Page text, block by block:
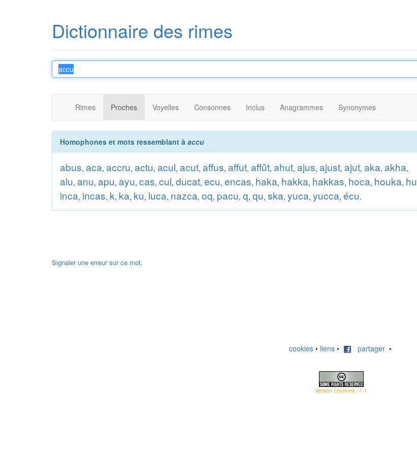
Dictionnaire des rimes
Rimes Proches Voyelles Consonnes Inclus Anagrammes Synonymes
Homophones et mots ressemblant à accu
abus, aca, accru, actu, acul, acut, affus, affut, affût, ahut, ajus, ajust, ajut, aka, akha,
alu, anu, apu, ayu, cas, cul, ducat, ecu, encas, haka, hakka, hakkas, hoca, houka, hu
inca, incas, k, ka, ku, luca, nazca, oq, pacu, q, qu, ska, yuca, yucca, écu.
Signaler une erreur sur ce mot.
cookies • liens • partager •
Version courante : 1.1